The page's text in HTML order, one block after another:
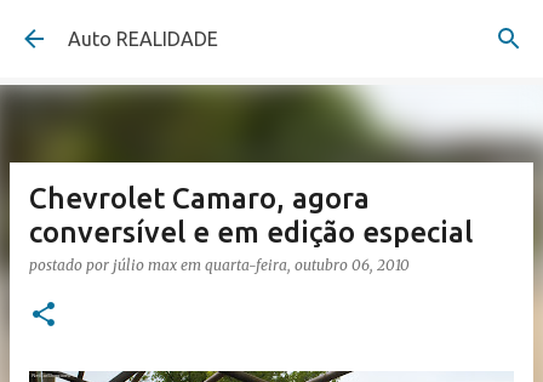
Pular para o conteúdo principal
Auto REALIDADE
Chevrolet Camaro, agora
conversível e em edição especial
postado por júlio max em quarta-feira, outubro 06, 2010